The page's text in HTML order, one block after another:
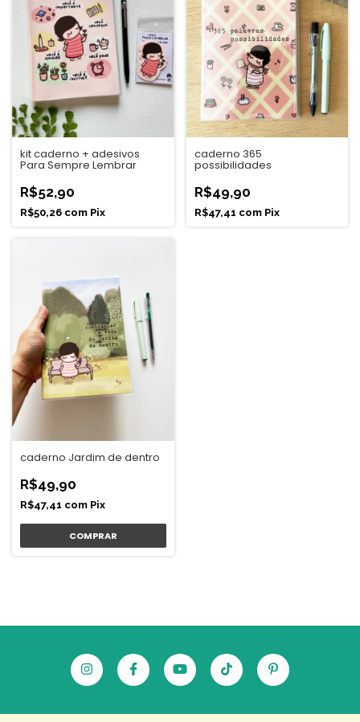
kit caderno + adesivos
Para Sempre Lembrar
R$52,90
R$50,26 com Pix
caderno 365
possibilidades
R$49,90
R$47,41 com Pix
caderno Jardim de dentro
R$49,90
R$47,41 com Pix